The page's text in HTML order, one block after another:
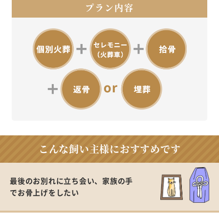
プラン内容
こんな飼い主様におすすめです
最後のお別れに立ち会い、家族の手
でお骨上げをしたい